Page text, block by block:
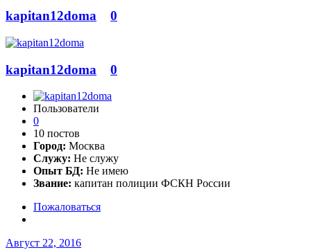
kapitan12doma 0
kapitan12doma 0
Пользователи
0
10 постов
Город: Москва
Служу: Не служу
Опыт БД: Не имею
Звание: капитан полиции ФСКН России
Пожаловаться
Август 22, 2016